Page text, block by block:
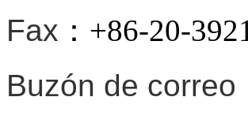
Fax ：+86-20-
Buzón de correo